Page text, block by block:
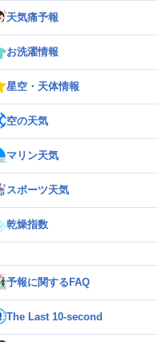
天気痛予報
お洗濯情報
星空・天体情報
空の天気
マリン天気
スポーツ天気
乾燥指数
予報に関するFAQ
The Last 10-second